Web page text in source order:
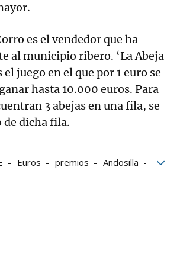
es el vendedor que ha
al municipio ribero. ‘La Abeja
el juego en el que por 1 euro se
hasta 10.000 euros. Para
3 abejas en una fila, se
de dicha fila.
Euros premios
Andosilla